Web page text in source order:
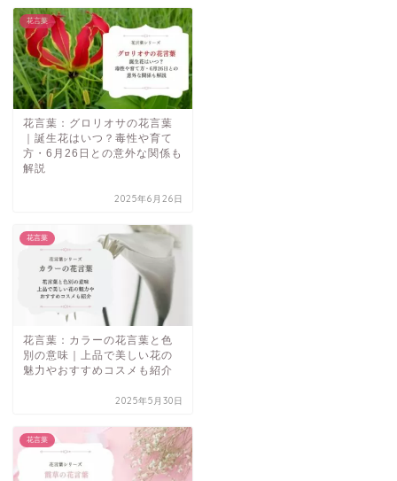
花言葉
花言葉：グロリオサの花言葉
｜誕生花はいつ？毒性や育て
方・6月26日との意外な関係も
解説
2025年6月26日
花言葉
花言葉：カラーの花言葉と色
別の意味｜上品で美しい花の
魅力やおすすめコスメも紹介
2025年5月30日
花言葉